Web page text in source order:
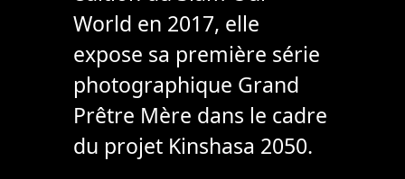
World en 2017, elle
expose sa première série
photographique Grand
Prêtre Mère dans le cadre
du projet Kinshasa 2050.